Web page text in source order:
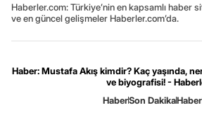
Haberler.com: Türkiye’nin en kapsamlı haber
ve en güncel gelişmeler Haberler.com’da.
Haber: Mustafa Akış kimdir? Kaç yaşında,
ve biyografisi! -
HaberSon Dakika